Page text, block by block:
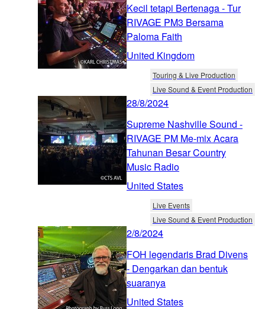
Kecil tetapi Bertenaga - Tur
RIVAGE PM3 Bersama
Paloma Faith
United Kingdom
Touring & Live Production
Live Sound & Event Production
28/8/2024
Supreme Nashville Sound -
RIVAGE PM Me-mix Acara
Tahunan Besar Country
Music Radio
United States
Live Events
Live Sound & Event Production
2/8/2024
FOH legendaris Brad Divens
- Dengarkan dan bentuk
suaranya
United States